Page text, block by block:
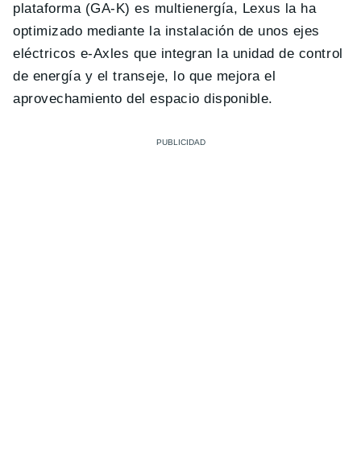
plataforma (GA-K) es multienergía, Lexus la ha
optimizado mediante la instalación de unos ejes
eléctricos e-Axles que integran la unidad de control
de energía y el transeje, lo que mejora el
aprovechamiento del espacio disponible.